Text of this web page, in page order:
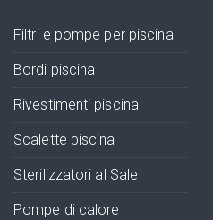
Filtri e pompe per piscina
Bordi piscina
Rivestimenti piscina
Scalette piscina
Sterilizzatori al Sale
Pompe di calore